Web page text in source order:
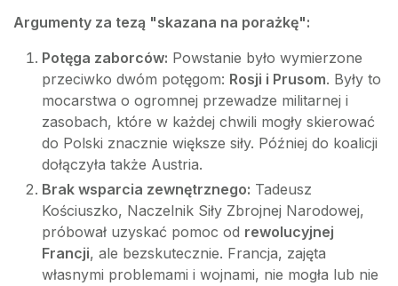
Argumenty za tezą "skazana na porażkę":
Potęga zaborców: Powstanie było wymierzone
przeciwko dwóm potęgom: Rosji i Prusom. Były to
mocarstwa o ogromnej przewadze militarnej i
zasobach, które w każdej chwili mogły skierować
do Polski znacznie większe siły. Później do koalicji
dołączyła także Austria.
Brak wsparcia zewnętrznego: Tadeusz
Kościuszko, Naczelnik Siły Zbrojnej Narodowej,
próbował uzyskać pomoc od rewolucyjnej
Francji, ale bezskutecznie. Francja, zajęta
własnymi problemami i wojnami, nie mogła lub nie